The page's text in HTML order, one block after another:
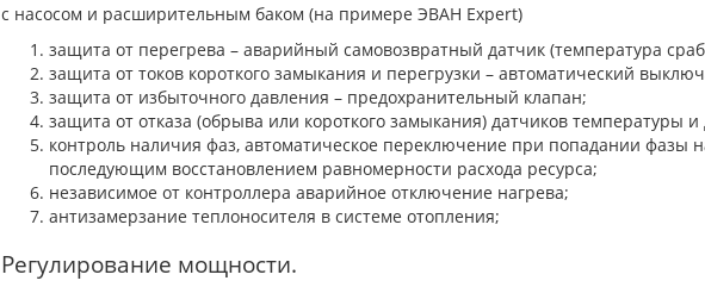
с насосом и расширительным баком (на примере ЭВАН Expert)
защита от перегрева – аварийный самовозвратный датчик (температура
защита от токов короткого замыкания и перегрузки – автоматический
защита от избыточного давления – предохранительный клапан;
защита от отказа (обрыва или короткого замыкания) датчиков температуры и
контроль наличия фаз, автоматическое переключение при попадании фазы
последующим восстановлением равномерности расхода ресурса;
независимое от контроллера аварийное отключение нагрева;
антизамерзание теплоносителя в системе отопления;
Регулирование мощности.